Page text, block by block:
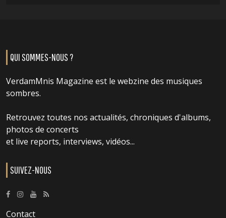
QUI SOMMES-NOUS ?
VerdamMnis Magazine est le webzine des musiques
sombres.
Retrouvez toutes nos actualités, chroniques d'albums,
photos de concerts
et live reports, interviews, vidéos...
SUIVEZ-NOUS
Contact